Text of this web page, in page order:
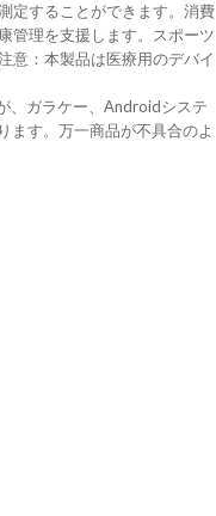
定することができます。消費
管理を支援します。スポーツ
意：本製品は医療用のデバイ
、ガラケー、Androidシステ
ます。万一商品が不具合のよ